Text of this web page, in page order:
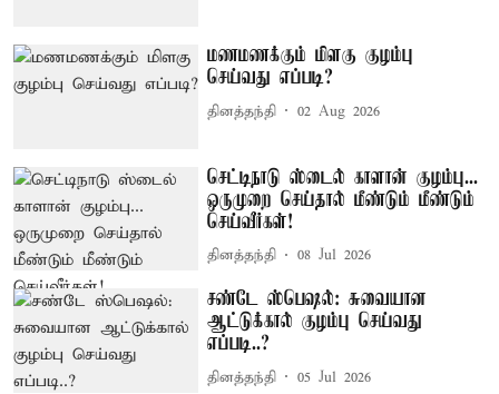
மணமணக்கும் மிளகு குழம்பு
செய்வது எப்படி?
தினத்தந்தி 02 Aug 2026
செட்டிநாடு ஸ்டைல் காளான் குழம்பு...
ஒருமுறை செய்தால் மீண்டும் மீண்டும்
செய்வீர்கள்!
தினத்தந்தி 08 Jul 2026
சண்டே ஸ்பெஷல்: சுவையான
ஆட்டுக்கால் குழம்பு செய்வது
எப்படி..?
தினத்தந்தி 05 Jul 2026